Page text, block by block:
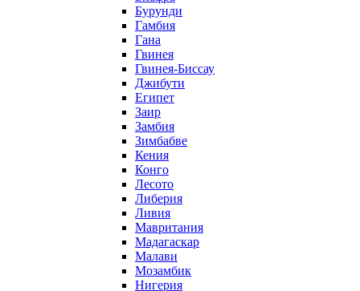
Бурунди
Гамбия
Гана
Гвинея
Гвинея-Биссау
Джибути
Египет
Заир
Замбия
Зимбабве
Кения
Конго
Лесото
Либерия
Ливия
Мавритания
Мадагаскар
Малави
Мозамбик
Нигерия